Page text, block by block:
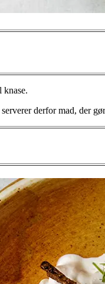
knase.
derfor mad, der